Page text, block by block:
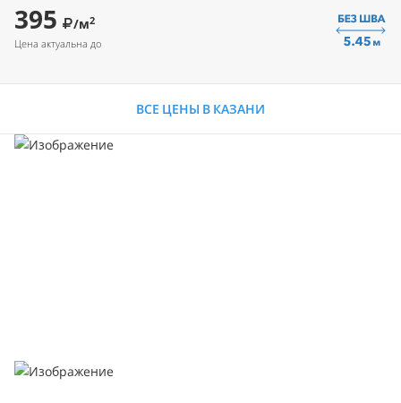
395 /м2
Цена актуальна до
ВСЕ ЦЕНЫ В КАЗАНИ